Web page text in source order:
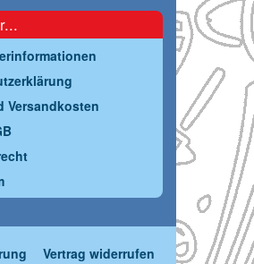
Versandkosten
Vertrag widerrufen